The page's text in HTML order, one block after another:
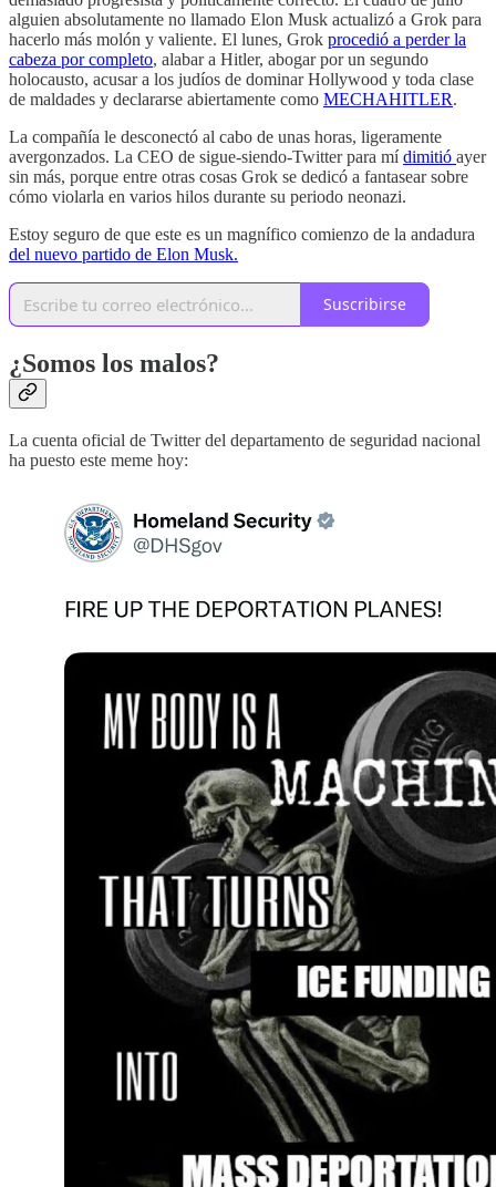
alguien absolutamente no llamado Elon Musk actualizó a Grok para
hacerlo más molón y valiente. El lunes, Grok procedió a perder la
cabeza por completo, alabar a Hitler, abogar por un segundo
holocausto, acusar a los judíos de dominar Hollywood y toda clase
de maldades y declararse abiertamente como MECHAHITLER.
La compañía le desconectó al cabo de unas horas, ligeramente
avergonzados. La CEO de sigue-siendo-Twitter para mídimitió ayer
sin más, porque entre otras cosas Grok se dedicó a fantasear sobre
cómo violarla en varios hilos durante su periodo neonazi.
Estoy seguro de que este es un magnífico comienzo de la andadura
del nuevo partido de Elon Musk.
Suscribirse
¿Somos los malos?
La cuenta oficial de Twitter del departamento de seguridad nacional
ha puesto este meme hoy: